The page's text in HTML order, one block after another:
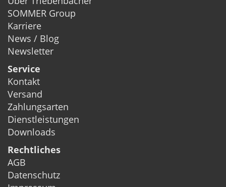
SOMMER Group
Karriere
News / Blog
Newsletter
Service
Kontakt
Versand
Zahlungsarten
Dienstleistungen
Downloads
Rechtliches
AGB
Datenschutz